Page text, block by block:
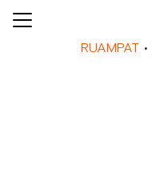
Skip
RUAMPAT •